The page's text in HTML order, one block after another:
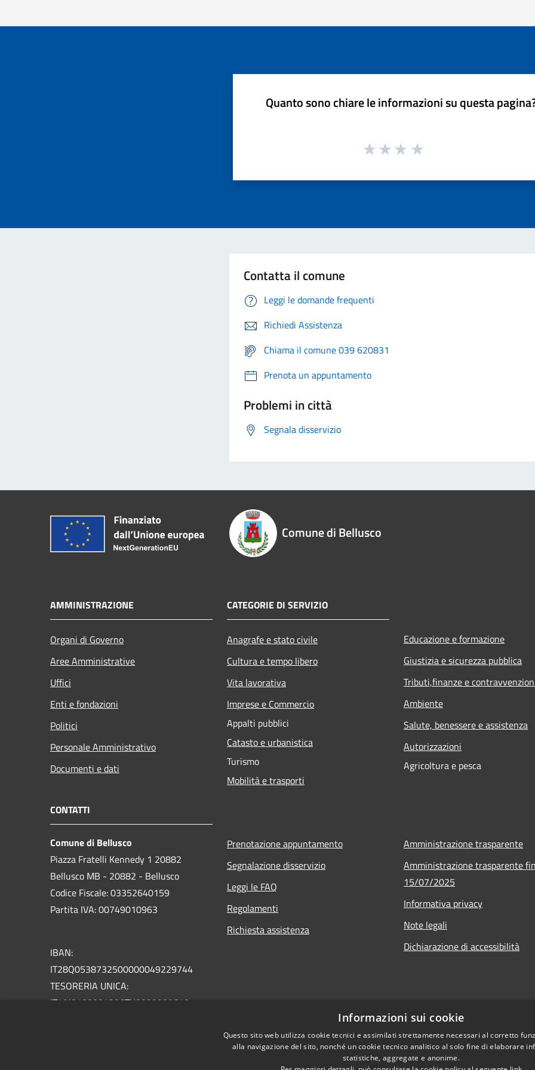
Quanto sono chiare le informazioni su questa
Contatta il comune
Leggi le domande frequenti
Richiedi Assistenza
Chiama il comune 039 620831
Prenota un appuntamento
Problemi in città
Segnala disservizio
Comune di Bellusco
AMMINISTRAZIONE
Organi di Governo
Aree Amministrative
Uffici
Enti e fondazioni
Politici
Personale Amministrativo
Documenti e dati
CATEGORIE DI SERVIZIO
Anagrafe e stato civile
Cultura e tempo libero
Vita lavorativa
Imprese e Commercio
Appalti pubblici
Catasto e urbanistica
Turismo
Mobilità e trasporti
Educazione e formazione
Giustizia e sicurezza pubblica
Tributi,finanze e
Ambiente
Salute, benessere e assistenza
Autorizzazioni
Agricoltura e pesca
CONTATTI
Comune di Bellusco
Piazza Fratelli Kennedy 1 20882
Bellusco MB - 20882 - Bellusco
Codice Fiscale: 03352640159
Partita IVA: 00749010963
IBAN:
IT28Q0538732500000049229744
TESORERIA UNICA:
IT49J0100004306TU0000009610
Prenotazione appuntamento
Segnalazione disservizio
Leggi le FAQ
Regolamenti
Richiesta assistenza
Amministrazione trasparente
Amministrazione trasparente
15/07/2025
Informativa privacy
Note legali
Dichiarazione di accessibilità
Informazioni sui cookie
Questo sito web utilizza cookie tecnici e assimilati strettamente necessari al corretto
alla navigazione del sito, nonché un cookie tecnico analitico al solo fine di elaborare
statistiche, aggregate e anonime.